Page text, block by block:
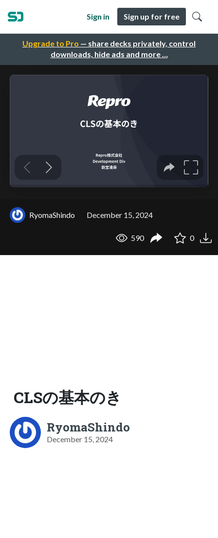
Upgrade to Pro — share decks privately, control
downloads, hide ads and more …
Sign in Sign up for free
RyomaShindo December 15, 2024
590 0
CLSの基本のき
RyomaShindo
December 15, 2024